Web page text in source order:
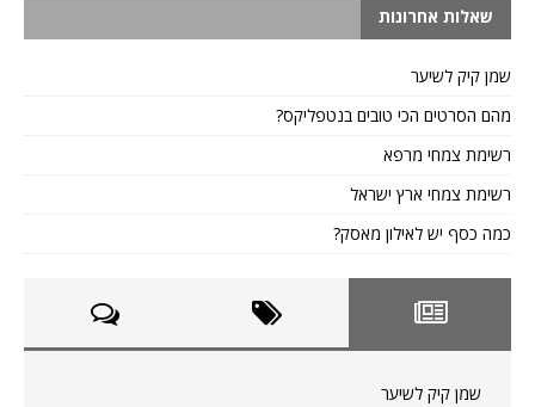
שאלות אחרונות
שמן קיק לשיער
מהם הסרטים הכי טובים בנטפליקס?
רשימת צמחי מרפא
רשימת צמחי ארץ ישראל
כמה כסף יש לאילון מאסק?
שמן קיק לשיער